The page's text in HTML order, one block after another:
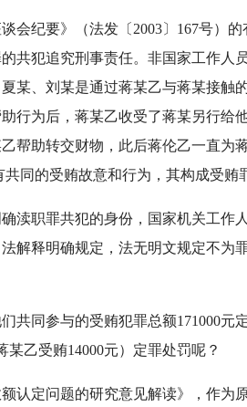
纪要》（法发〔2003〕167号）的
共犯追究刑事责任。非国家工作人
某、刘某是通过蒋某乙与蒋某接触
行为后，蒋某乙收受了蒋某另行给
帮助转交财物，此后蒋伦乙一直为
同的受贿故意和行为，其构成受贿
职罪共犯的身份，国家机关工作
解释明确规定，法无明文规定不为
同参与的受贿犯罪总额171000元
乙受贿14000元）定罪处罚呢？
定问题的研究意见解读》，作为